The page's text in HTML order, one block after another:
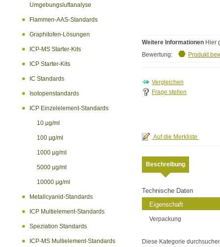
Umgebungsluftanalyse
Flammen-AAS-Standards
Graphitofen-Lösungen
ICP-MS Starter-Kits
ICP Starter-Kits
IC Standards
Isotopenstandards
ICP Einzelelement-Standards
10 µg/ml
100 µg/ml
1000 µg/ml
5000 µg/ml
10000 µg/ml
Metallcyanid-Standards
ICP Multielement-Standards
Speziation Standards
ICP-MS Multielement-Standards
Weitere Informationen Hier
Bewertung:
Produkt
Frage stellen
Beschreibung
Technische Daten
Eigenschaft
Verpackung
Diese Kategorie